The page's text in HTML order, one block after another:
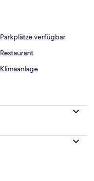
Parkplätze verfügbar
Restaurant
Klimaanlage